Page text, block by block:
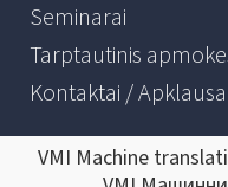
Seminarai
Tarptautinis
Kontaktai / Apklausa
VMI Machine